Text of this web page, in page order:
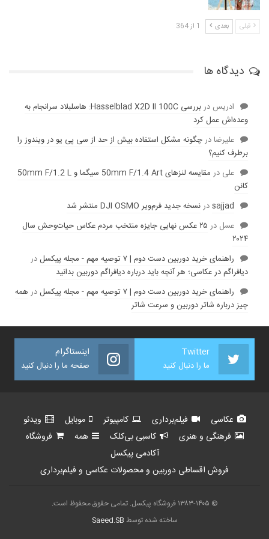
قبلی بعدی 1 از 364
دیدگاه ها
ادریس در
بررسی Hasselblad X2D II 100C: هاسلبلاد سرانجام به
وعده‌‌اش عمل کرد
عليرضادرچگونه مشکل استفاده بیش از حد از سی پی یو در ویندوز را
برطرف کنیم؟
علی در
مقایسه لنز‌های 50mm F/1.4 Art سیگما و 50mm F/1.2 L
کانن
sajjadدرنسخه جدید فرم‌ویر DJI OSMO منتشر شد
عسل در
۲۵ عکس نهایی جایزه منتخب مردم عکاس حیات‌وحش سال
۲۰۲۴
راهنمای خرید دوربین دست دوم | ۷ توصیه مهم - مجله پیکسل
در
دیافراگم در عکاسی؛ هر آنچه باید درباره دیافراگم دوربین بدانید
راهنمای خرید دوربین دست دوم | ۷ توصیه مهم - مجله پیکسل
در همه
چیز درباره شاتر دوربین و سرعت شاتر
Twitter
ما را دنبال کنید
اینستاگرام
صفحه ما را دنبال کنید
عکاسی فیلم‌برداری کامپیوتر موبایل
ویدئو
فرهنگی و هنری
کاسبی بی‌کلک همه
فروشگاه
آکادمی پیکسل
فروش اقساطی دوربین و محصولات عکاسی و فیلم‌برداری
© ۱۳۸۳-۱۴۰۵ فروشگاه پیکسل. تمامی حقوق محفوظ است.
ساخته شده توسط Saeed.SB